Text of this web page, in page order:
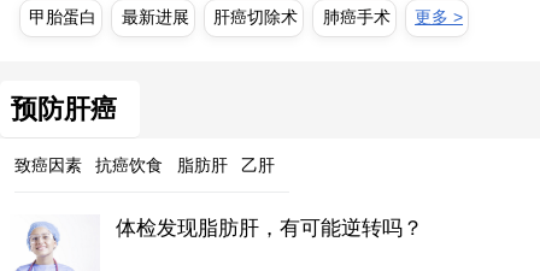
甲胎蛋白 最新进展 肝癌切除术 肺癌手术 更多 >
预防肝癌
致癌因素 抗癌饮食 脂肪肝 乙肝
体检发现脂肪肝，有可能逆转吗？